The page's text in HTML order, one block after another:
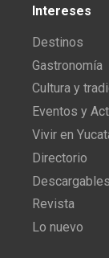
Intereses
Destinos
Gastronomía
Cultura y
Eventos y
Vivir en
Directorio
Descargables
Revista
Lo nuevo